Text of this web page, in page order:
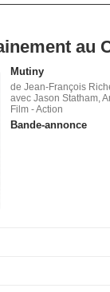
au
Mutiny
de Jean-François
avec Jason Statham,
Film - Action
Bande-annonce